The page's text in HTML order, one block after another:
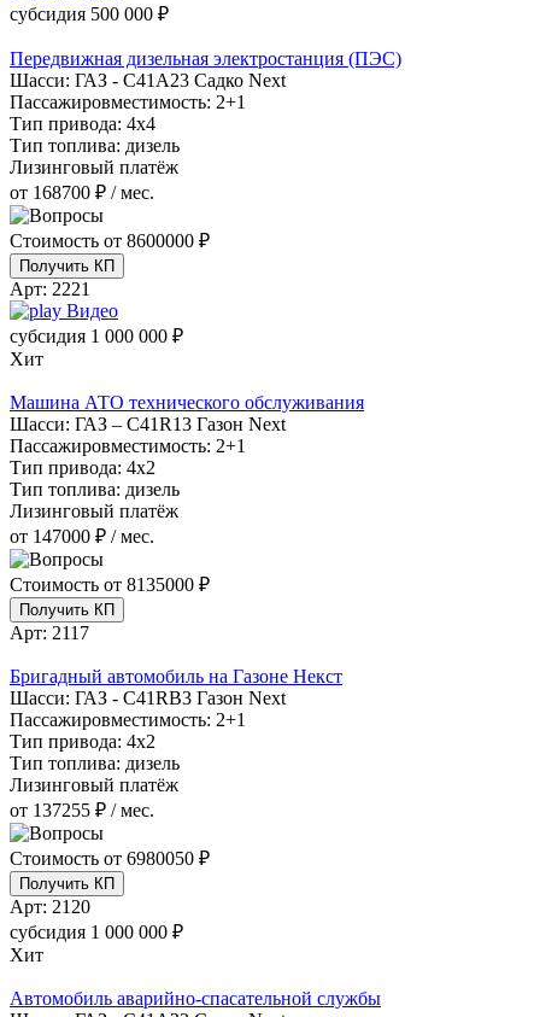
субсидия 500 000 ₽
Передвижная дизельная электростанция (ПЭС)
Шасси: ГАЗ - С41А23 Садко Next
Пассажировместимость: 2+1
Тип привода: 4х4
Тип топлива: дизель
Лизинговый платёж
от 168700 ₽ / мес.
Стоимость от 8600000 ₽
Получить КП
Арт: 2221
Видео
субсидия 1 000 000 ₽
Хит
Машина АТО технического обслуживания
Шасси: ГАЗ – С41R13 Газон Next
Пассажировместимость: 2+1
Тип привода: 4х2
Тип топлива: дизель
Лизинговый платёж
от 147000 ₽ / мес.
Стоимость от 8135000 ₽
Получить КП
Арт: 2117
Бригадный автомобиль на Газоне Некст
Шасси: ГАЗ - С41RB3 Газон Next
Пассажировместимость: 2+1
Тип привода: 4х2
Тип топлива: дизель
Лизинговый платёж
от 137255 ₽ / мес.
Стоимость от 6980050 ₽
Получить КП
Арт: 2120
субсидия 1 000 000 ₽
Хит
Автомобиль аварийно-спасательной службы